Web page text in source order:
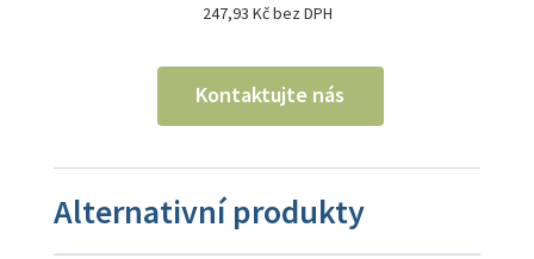
247,93 Kč bez DPH
Kontaktujte nás
Alternativní produkty